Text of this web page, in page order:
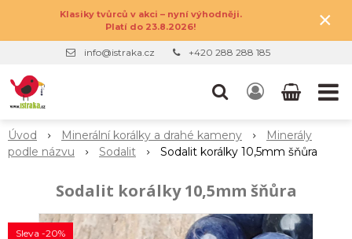
Klasiky tvůrců v akci – nyní výhodněji.
Platí do 23.8.2026!
×
info@istraka.cz +420 288 288 185
Úvod Minerální korálky a drahé kameny
Minerály
podle názvu
Sodalit Sodalit korálky 10,5mm šňůra
Sodalit korálky 10,5mm šňůra
Sleva -20%